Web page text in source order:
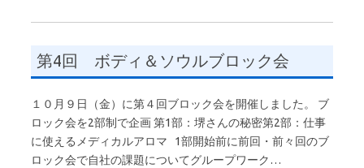
第4回 ボディ＆ソウルブロック会
１０月９日（金）に第４回ブロック会を開催しました。 ブ
ロック会を2部制で企画 第1部：堺さんの秘密第2部：仕事
に使えるメディカルアロマ 1部開始前に前回・前々回のブ
ロック会で自社の課題についてグループワーク…